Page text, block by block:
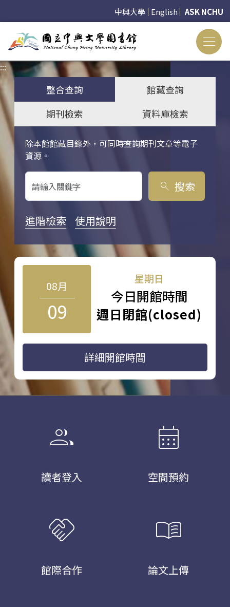
中興大學 English ASK NCHU
:::
整合查詢
館藏查詢
期刊檢索
資料庫檢索
除本館館藏目錄外，可同時查詢期刊文章等電子
資源。
關鍵字搜尋
search 搜索
進階檢索 使用說明
08月
09
星期日
今日開館時間
週日閉館(closed)
詳細開館時間
group
讀者登入
calendar_month
空間預約
handshake
館際合作
menu_book
論文上傳